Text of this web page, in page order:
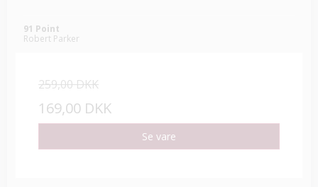
91 Point
Robert Parker
259,00 DKK
169,00 DKK
Se vare